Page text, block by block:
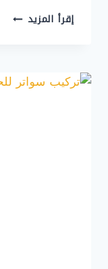
إقرأ المزيد تركيب
ت
: